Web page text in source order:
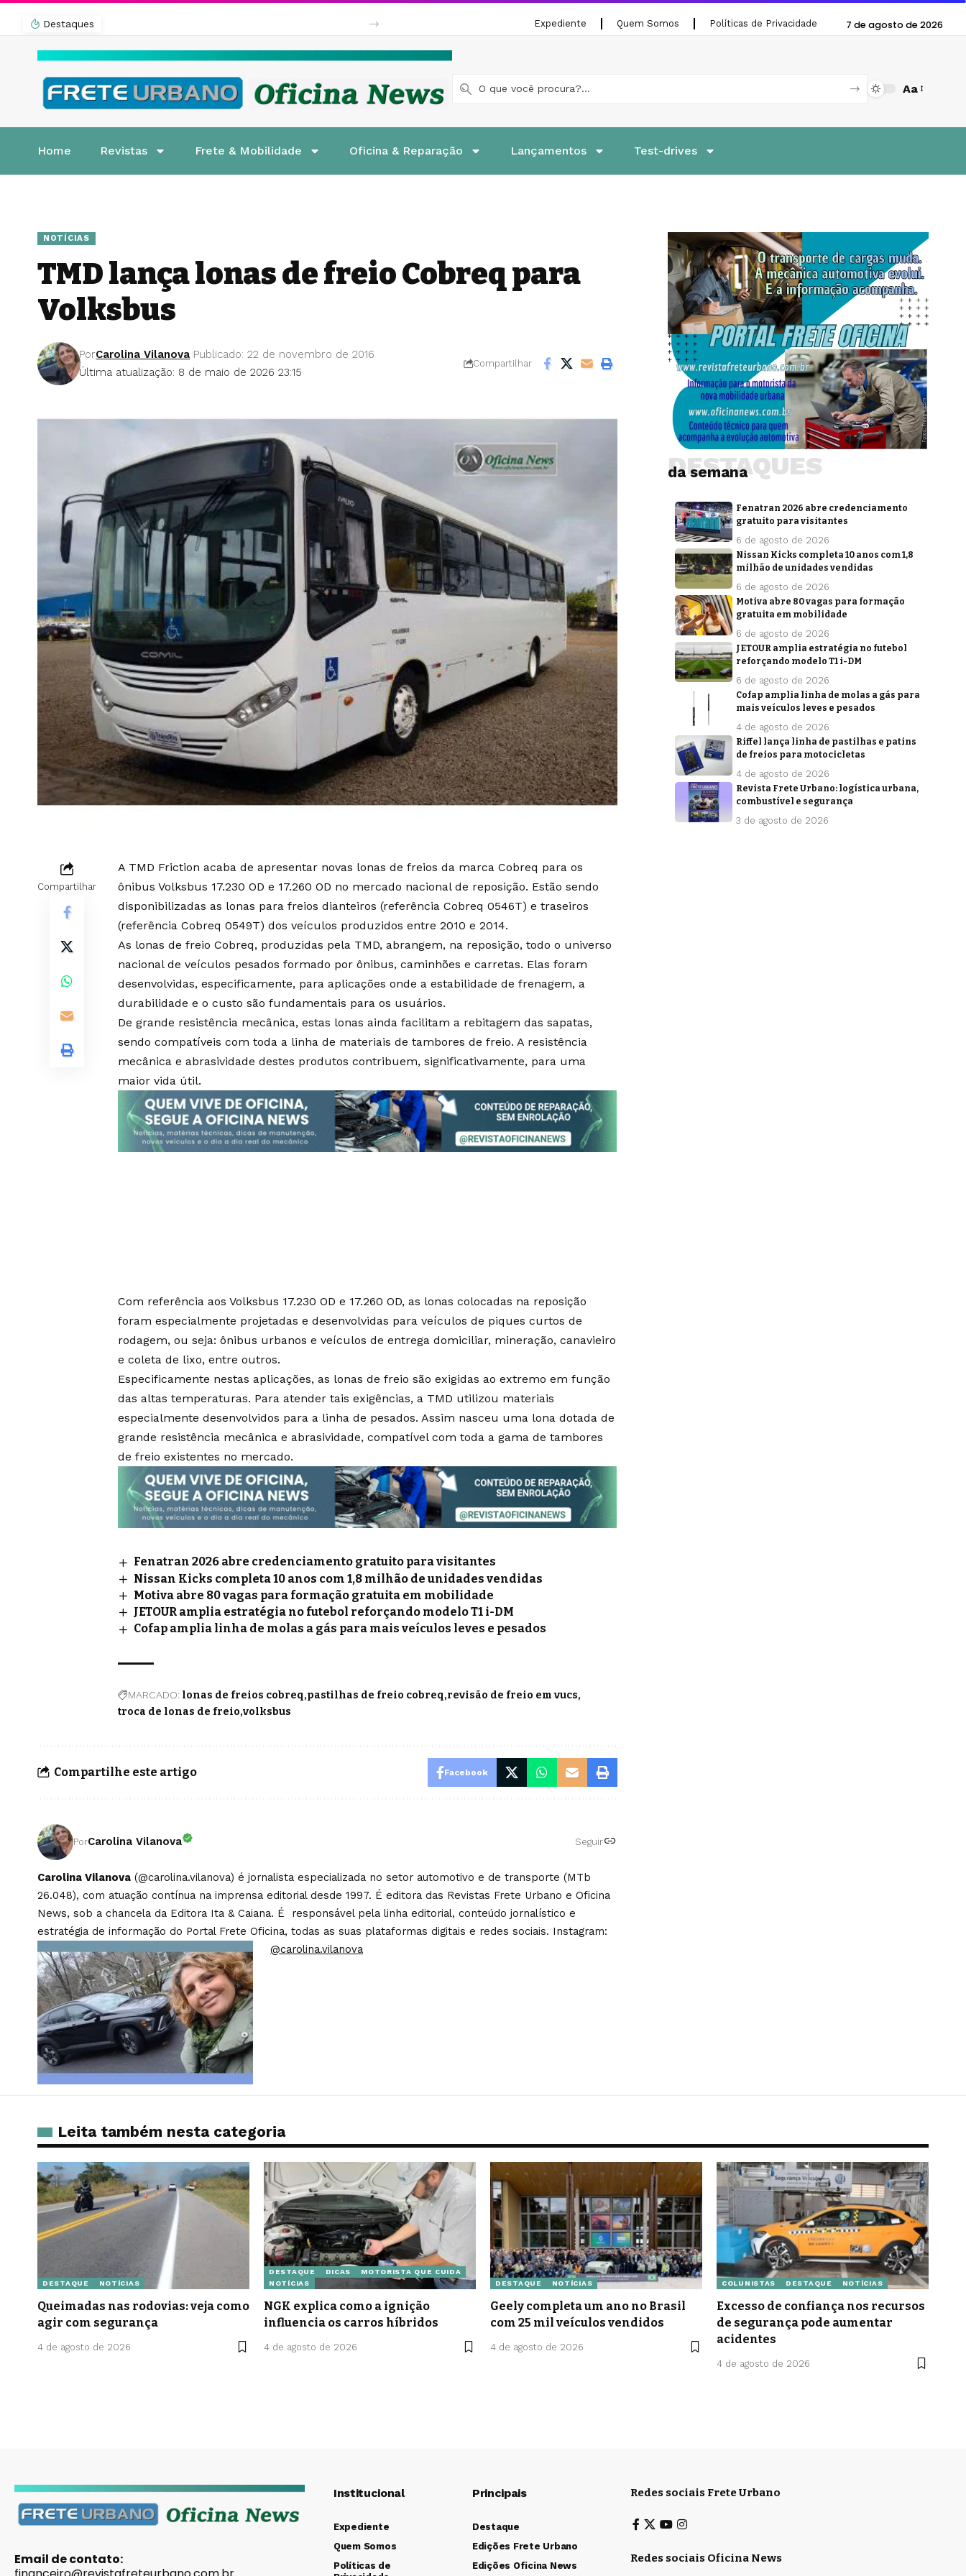
Destaques Expediente Quem Somos Políticas de Privacidade 7 de agosto de 2026
Aa
Home Revistas Frete & Mobilidade Oficina & Reparação Lançamentos Test-drives
NOTÍCIAS
TMD lança lonas de freio Cobreq para
Volksbus
Última atualização: 8 de maio de 2026 23:15
PorCarolina Vilanova Publicado: 22 de novembro de 2016
Compartilhar
Compartilhar
A TMD Friction acaba de apresentar novas lonas de freios da marca Cobreq para os
ônibus Volksbus 17.230 OD e 17.260 OD no mercado nacional de reposição. Estão sendo
disponibilizadas as lonas para freios dianteiros (referência Cobreq 0546T) e traseiros
(referência Cobreq 0549T) dos veículos produzidos entre 2010 e 2014.
As lonas de freio Cobreq, produzidas pela TMD, abrangem, na reposição, todo o universo
nacional de veículos pesados formado por ônibus, caminhões e carretas. Elas foram
desenvolvidas, especificamente, para aplicações onde a estabilidade de frenagem, a
durabilidade e o custo são fundamentais para os usuários.
De grande resistência mecânica, estas lonas ainda facilitam a rebitagem das sapatas,
sendo compatíveis com toda a linha de materiais de tambores de freio. A resistência
mecânica e abrasividade destes produtos contribuem, significativamente, para uma
maior vida útil.
Com referência aos Volksbus 17.230 OD e 17.260 OD, as lonas colocadas na reposição
foram especialmente projetadas e desenvolvidas para veículos de piques curtos de
rodagem, ou seja: ônibus urbanos e veículos de entrega domiciliar, mineração, canavieiro
e coleta de lixo, entre outros.
Especificamente nestas aplicações, as lonas de freio são exigidas ao extremo em função
das altas temperaturas. Para atender tais exigências, a TMD utilizou materiais
especialmente desenvolvidos para a linha de pesados. Assim nasceu uma lona dotada de
grande resistência mecânica e abrasividade, compatível com toda a gama de tambores
de freio existentes no mercado.
Fenatran 2026 abre credenciamento gratuito para visitantes
Nissan Kicks completa 10 anos com 1,8 milhão de unidades vendidas
Motiva abre 80 vagas para formação gratuita em mobilidade
JETOUR amplia estratégia no futebol reforçando modelo T1 i-DM
Cofap amplia linha de molas a gás para mais veículos leves e pesados
MARCADO: lonas de freios cobreq pastilhas de freio cobreq revisão de freio em vucs
troca de lonas de freio volksbus
Compartilhe este artigo Facebook
PorCarolina Vilanova Seguir
Carolina Vilanova (@carolina.vilanova) é jornalista especializada no setor automotivo e de transporte (MTb
26.048), com atuação contínua na imprensa editorial desde 1997. É editora das Revistas Frete Urbano e Oficina
News, sob a chancela da Editora Ita & Caiana. É responsável pela linha editorial, conteúdo jornalístico e
estratégia de informação do Portal Frete Oficina, todas as suas plataformas digitais e redes sociais. Instagram:
@carolina.vilanova
da semana
DESTAQUES
Fenatran 2026 abre credenciamento
gratuito para visitantes
6 de agosto de 2026
Nissan Kicks completa 10 anos com 1,8
milhão de unidades vendidas
6 de agosto de 2026
Motiva abre 80 vagas para formação
gratuita em mobilidade
6 de agosto de 2026
JETOUR amplia estratégia no futebol
reforçando modelo T1 i-DM
6 de agosto de 2026
Cofap amplia linha de molas a gás para
mais veículos leves e pesados
4 de agosto de 2026
Riffel lança linha de pastilhas e patins
de freios para motocicletas
4 de agosto de 2026
Revista Frete Urbano: logística urbana,
combustível e segurança
3 de agosto de 2026
Leita também nesta categoria
DESTAQUE NOTÍCIAS
Queimadas nas rodovias: veja como
agir com segurança
4 de agosto de 2026
DESTAQUE DICAS
MOTORISTA QUE CUIDA
NOTÍCIAS
NGK explica como a ignição
influencia os carros híbridos
4 de agosto de 2026
DESTAQUE NOTÍCIAS
Geely completa um ano no Brasil
com 25 mil veículos vendidos
4 de agosto de 2026
COLUNISTAS DESTAQUE NOTÍCIAS
Excesso de confiança nos recursos
de segurança pode aumentar
acidentes
4 de agosto de 2026
Email de contato:
Institucional
Expediente
Quem Somos
Políticas de
Principais
Destaque
Edições Frete Urbano
Edições Oficina News
Redes sociais Frete Urbano
Redes sociais Oficina News